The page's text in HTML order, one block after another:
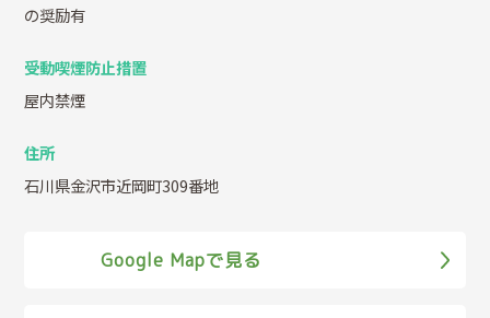
の奨励有
受動喫煙防止措置
屋内禁煙
住所
石川県金沢市近岡町309番地
Google Mapで見る